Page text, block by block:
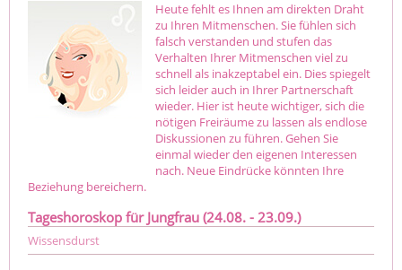
Heute fehlt es Ihnen am direkten Draht
zu Ihren Mitmenschen. Sie fühlen sich
falsch verstanden und stufen das
Verhalten Ihrer Mitmenschen viel zu
schnell als inakzeptabel ein. Dies spiegelt
sich leider auch in Ihrer Partnerschaft
wieder. Hier ist heute wichtiger, sich die
nötigen Freiräume zu lassen als endlose
Diskussionen zu führen. Gehen Sie
einmal wieder den eigenen Interessen
nach. Neue Eindrücke könnten Ihre
Beziehung bereichern.
Tageshoroskop für Jungfrau (24.08. - 23.09.)
Wissensdurst